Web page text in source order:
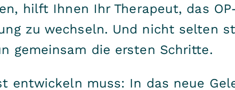
hilft Ihnen Ihr Therapeut, das
zu wechseln. Und nicht selten
gemeinsam die ersten Schritte.
entwickeln muss: In das neue